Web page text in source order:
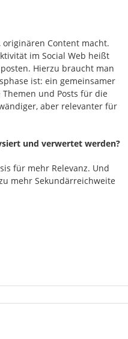
Content macht.
im Social Web heißt
Hierzu braucht man
ist: ein gemeinsamer
und Posts für die
aber relevanter für
und verwertet werden?
für mehr Relevanz. Und
mehr Sekundärreichweite